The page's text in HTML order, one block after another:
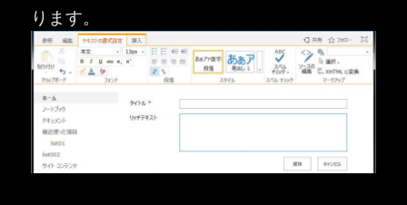
ります。